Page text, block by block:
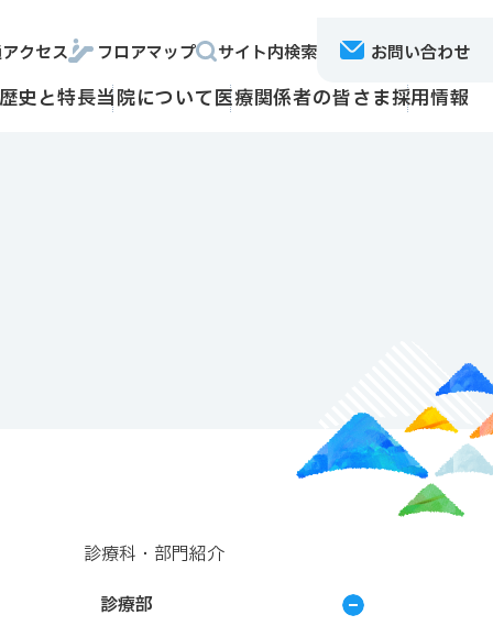
史と特長当院について医療関係者の皆さま採用情報
クセス フロアマップ サイト内検索 お問い合わせ
診療科・部門紹介
診療部